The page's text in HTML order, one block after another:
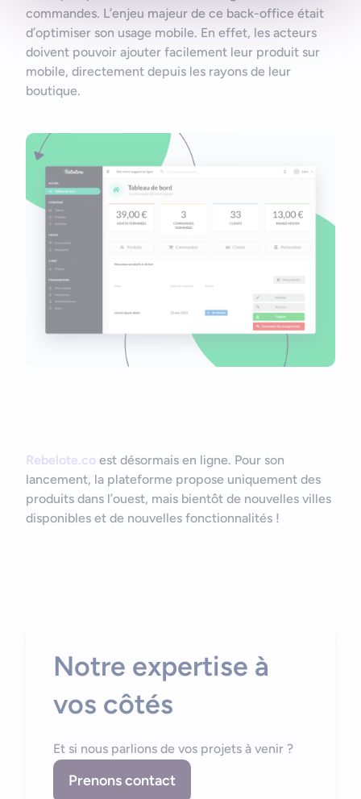
commandes. L’enjeu majeur de ce back-office était
d’optimiser son usage mobile. En effet, les acteurs
doivent pouvoir ajouter facilement leur produit sur
mobile, directement depuis les rayons de leur
boutique.
Rebelote.co est désormais en ligne. Pour son
lancement, la plateforme propose uniquement des
produits dans l’ouest, mais bientôt de nouvelles villes
disponibles et de nouvelles fonctionnalités !
Notre expertise à
vos côtés
Et si nous parlions de vos projets à venir ?
Prenons contact